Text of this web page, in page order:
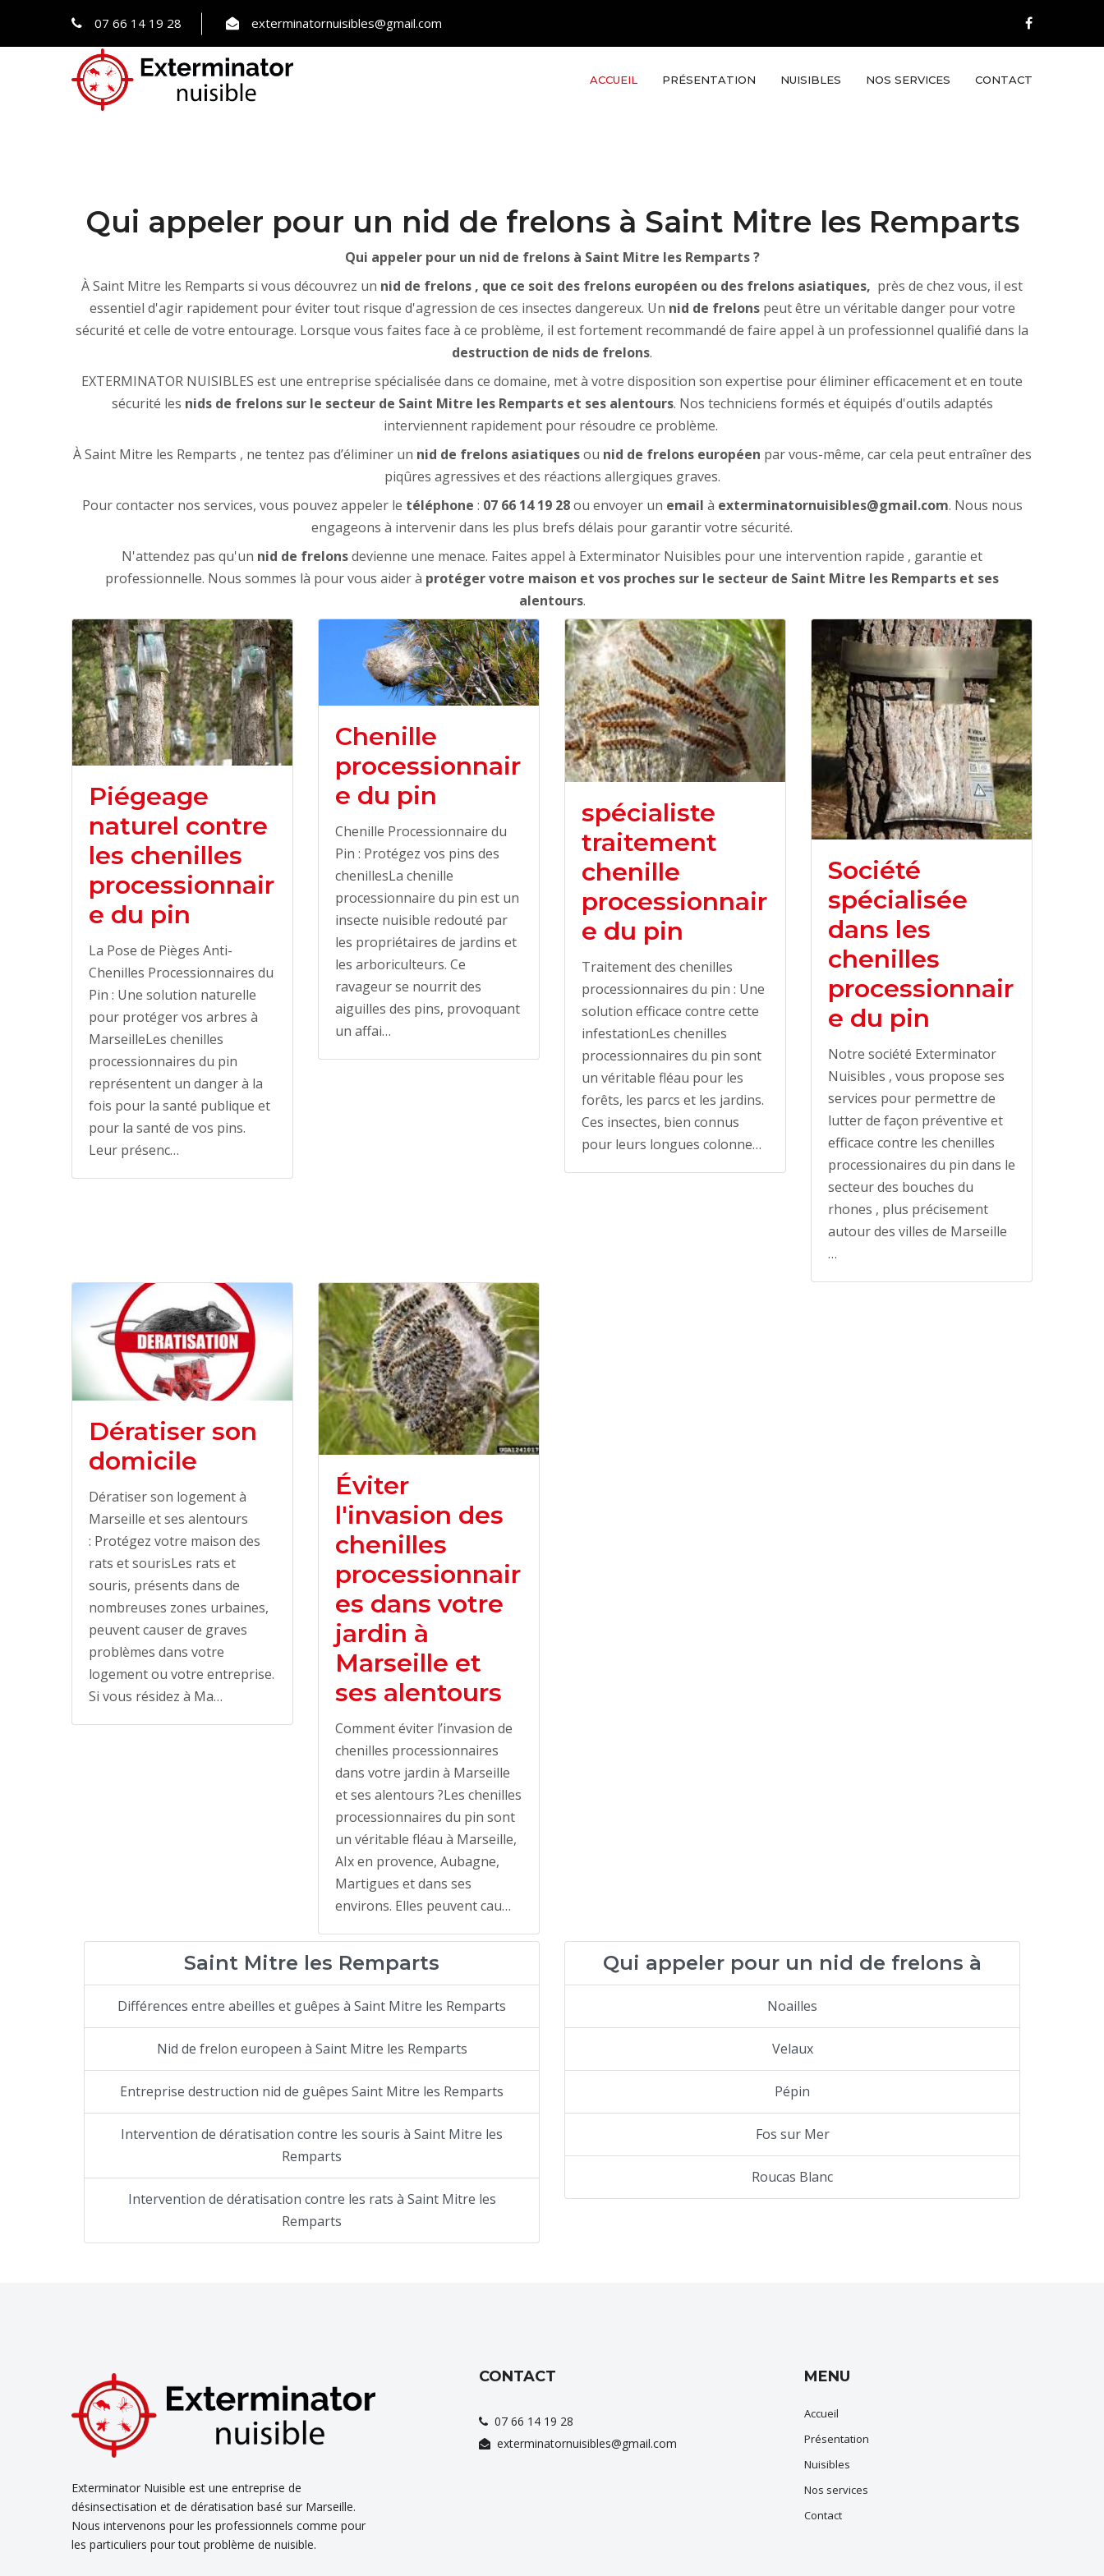
07 66 14 19 28 exterminatornuisibles@gmail.com
ACCUEIL PRÉSENTATION NUISIBLES NOS SERVICES CONTACT
Qui appeler pour un nid de frelons à Saint Mitre les Remparts
Qui appeler pour un nid de frelons à Saint Mitre les Remparts ?
À Saint Mitre les Remparts si vous découvrez un nid de frelons , que ce soit des frelons européen ou des frelons asiatiques, près de chez vous, il est
essentiel d'agir rapidement pour éviter tout risque d'agression de ces insectes dangereux. Un nid de frelonspeut être un véritable danger pour votre
sécurité et celle de votre entourage. Lorsque vous faites face à ce problème, il est fortement recommandé de faire appel à un professionnel qualifié dans la
destruction de nids de frelons.
EXTERMINATOR NUISIBLES est une entreprise spécialisée dans ce domaine, met à votre disposition son expertise pour éliminer efficacement et en toute
sécurité les nids de frelons sur le secteur de Saint Mitre les Remparts et ses alentours. Nos techniciens formés et équipés d'outils adaptés
interviennent rapidement pour résoudre ce problème.
À Saint Mitre les Remparts , ne tentez pas d’éliminer un nid de frelons asiatiquesou nid de frelons européen par vous-même, car cela peut entraîner des
piqûres agressives et des réactions allergiques graves.
Pour contacter nos services, vous pouvez appeler le téléphone : 07 66 14 19 28ou envoyer un email à exterminatornuisibles@gmail.com. Nous nous
engageons à intervenir dans les plus brefs délais pour garantir votre sécurité.
N'attendez pas qu'un nid de frelonsdevienne une menace. Faites appel à Exterminator Nuisibles pour une intervention rapide , garantie et
professionnelle. Nous sommes là pour vous aider à protéger votre maison et vos proches sur le secteur de Saint Mitre les Remparts et ses
alentours.
Piégeage
naturel contre
les chenilles
processionnair
e du pin
La Pose de Pièges Anti-
Chenilles Processionnaires du
Pin : Une solution naturelle
pour protéger vos arbres à
MarseilleLes chenilles
processionnaires du pin
représentent un danger à la
fois pour la santé publique et
pour la santé de vos pins.
Leur présenc…
Chenille
processionnair
e du pin
Chenille Processionnaire du
Pin : Protégez vos pins des
chenillesLa chenille
processionnaire du pin est un
insecte nuisible redouté par
les propriétaires de jardins et
les arboriculteurs. Ce
ravageur se nourrit des
aiguilles des pins, provoquant
un affai…
spécialiste
traitement
chenille
processionnair
e du pin
Traitement des chenilles
processionnaires du pin : Une
solution efficace contre cette
infestationLes chenilles
processionnaires du pin sont
un véritable fléau pour les
forêts, les parcs et les jardins.
Ces insectes, bien connus
pour leurs longues colonne…
Société
spécialisée
dans les
chenilles
processionnair
e du pin
Notre société Exterminator
Nuisibles , vous propose ses
services pour permettre de
lutter de façon préventive et
efficace contre les chenilles
processionaires du pin dans le
secteur des bouches du
rhones , plus précisement
autour des villes de Marseille
…
Dératiser son
domicile
Dératiser son logement à
Marseille et ses alentours
: Protégez votre maison des
rats et sourisLes rats et
souris, présents dans de
nombreuses zones urbaines,
peuvent causer de graves
problèmes dans votre
logement ou votre entreprise.
Si vous résidez à Ma…
Éviter
l'invasion des
chenilles
processionnair
es dans votre
jardin à
Marseille et
ses alentours
Comment éviter l’invasion de
chenilles processionnaires
dans votre jardin à Marseille
et ses alentours ?Les chenilles
processionnaires du pin sont
un véritable fléau à Marseille,
AIx en provence, Aubagne,
Martigues et dans ses
environs. Elles peuvent cau…
Saint Mitre les Remparts
Différences entre abeilles et guêpes à Saint Mitre les Remparts
Nid de frelon europeen à Saint Mitre les Remparts
Entreprise destruction nid de guêpes Saint Mitre les Remparts
Intervention de dératisation contre les souris à Saint Mitre les
Remparts
Intervention de dératisation contre les rats à Saint Mitre les
Remparts
Qui appeler pour un nid de frelons à
Noailles
Velaux
Pépin
Fos sur Mer
Roucas Blanc
Exterminator Nuisible est une entreprise de
désinsectisation et de dératisation basé sur Marseille.
Nous intervenons pour les professionnels comme pour
les particuliers pour tout problème de nuisible.
CONTACT
07 66 14 19 28
exterminatornuisibles@gmail.com
MENU
Accueil
Présentation
Nuisibles
Nos services
Contact